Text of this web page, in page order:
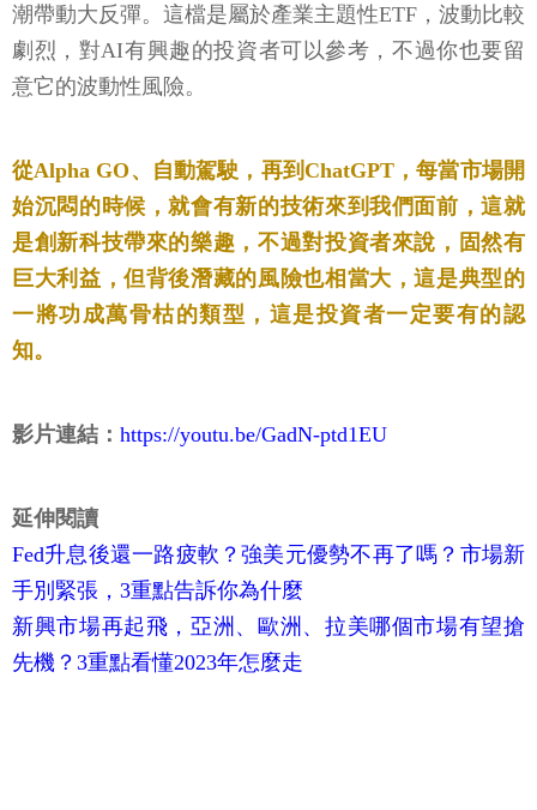
潮帶動大反彈。這檔是屬於產業主題性ETF，波動比較
劇烈，對AI有興趣的投資者可以參考，不過你也要留
意它的波動性風險。
從Alpha GO、自動駕駛，再到ChatGPT，每當市場開
始沉悶的時候，就會有新的技術來到我們面前，這就
是創新科技帶來的樂趣，不過對投資者來說，固然有
巨大利益，但背後潛藏的風險也相當大，這是典型的
一將功成萬骨枯的類型，這是投資者一定要有的認
知。
影片連結： https://youtu.be/GadN-ptd1EU
延伸閱讀
Fed升息後還一路疲軟？強美元優勢不再了嗎？市場新
手別緊張，3重點告訴你為什麼
新興市場再起飛，亞洲、歐洲、拉美哪個市場有望搶
先機？3重點看懂2023年怎麼走